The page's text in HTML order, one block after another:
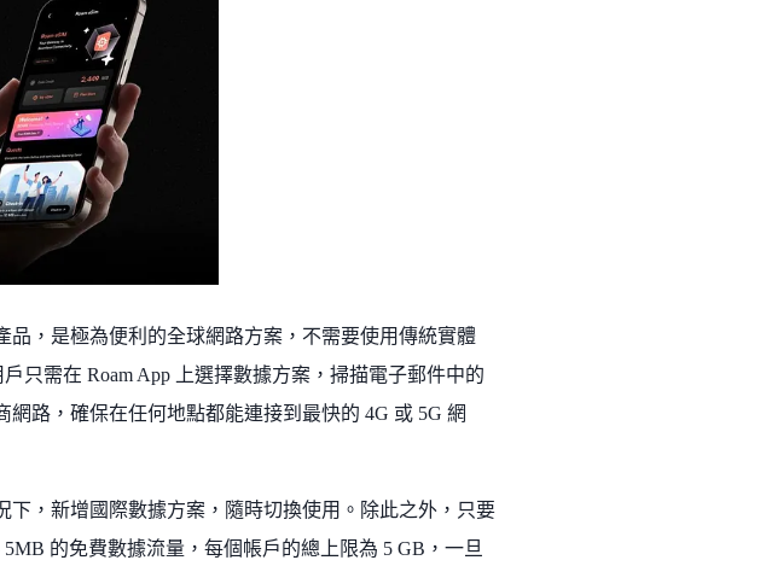
品，是極為便利的全球網路方案，不需要使用傳統實體
只需在 Roam App 上選擇數據方案，掃描電子郵件中的
網路，確保在任何地點都能連接到最快的 4G 或 5G 網
下，新增國際數據方案，隨時切換使用。除此之外，只要
的免費數據流量，每個帳戶的總上限為 5 GB，一旦